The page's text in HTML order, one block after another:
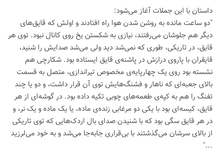
داستان با این جملات آغاز می‌شود:
"دو ساعت مانده به روشن شدن هوا راه افتادند و اولش که قایق‌های
دیگر هم جلوشان می‌رفتند، نیازی به شکستن یخ روی کانال نبود. توی هر
قایق، در تاریکی، طوری که نمی‌شد دید ولی می‌شد صدایش را شنید،
قایقران با پاروی درازش در پاشنه‌ی قایق ایستاده بود. شکارچی هم
نشسته بود روی یک چهارپایه‌ی مخصوص تیراندازی، متصل به قسمت
بالای جعبه‌ای که ناهار و فشنگ‌هایش توی آن قرار داشت، و دو یا چند
تفنگ را هم به کپه‌ی طعمه‌های چوبی تکیه داده بود. در گوشه‌ای از هر
قایق، کیسه‌ای بود با یکی دو مرغابی زنده‌ی ماده، یا یک ماده و یک نر، و
در هر قایق سگی بود که با شنیدن صدای بال اردک‌هایی که توی تاریکی
از بالای سرشان می‌گذشتند با بی‌قراری جابه‌جا می‌شد و به خود می‌لرزید
..."